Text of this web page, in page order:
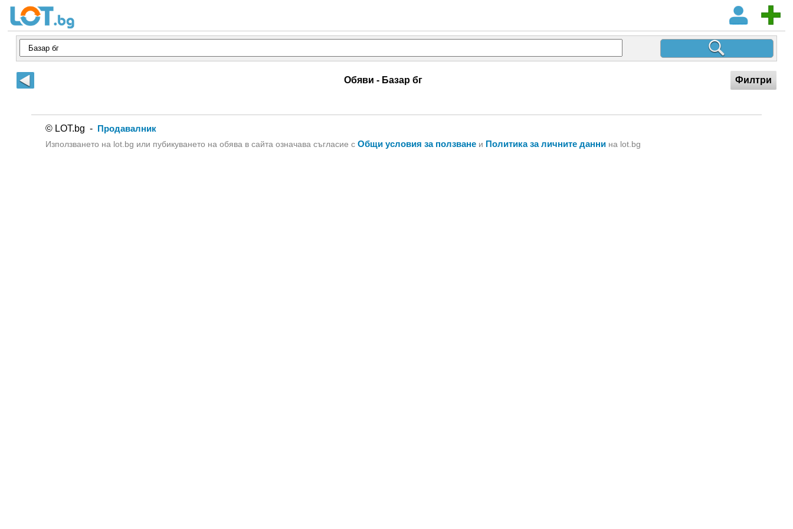
Обяви - Базар бг Филтри
© LOT.bg - Продавалник
Използването на lot.bg или пубикуването на обява в сайта означава съгласие сОбщи условия за ползване и Политика за личните данни на lot.bg